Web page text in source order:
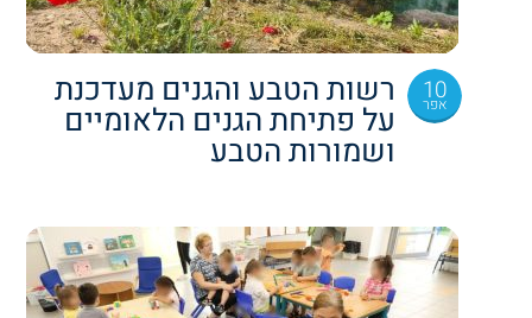
10
אפר רשות הטבע והגנים מעדכנת
על פתיחת הגנים הלאומיים
ושמורות הטבע